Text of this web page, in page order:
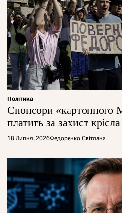
Політика
Спонсори «картонного
платить за захист
18 Липня, 2026Федоренко Світлана